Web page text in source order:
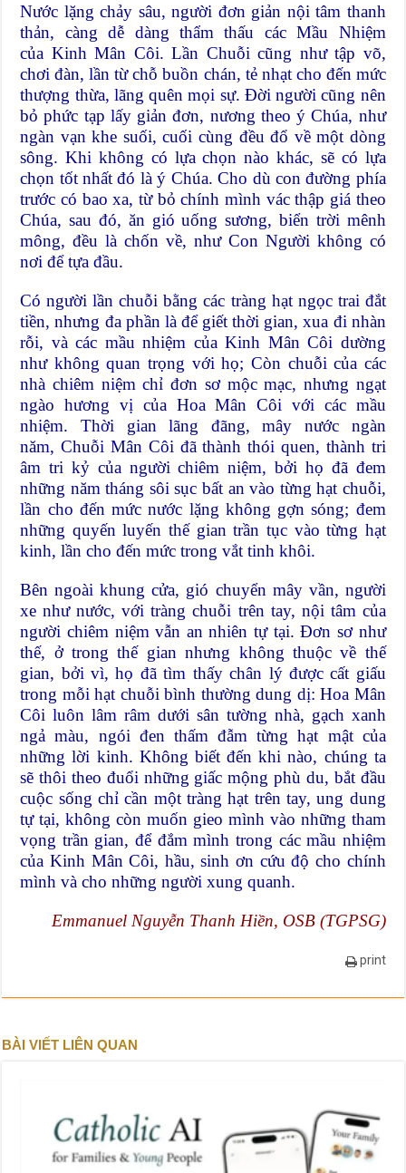
Nước lặng chảy sâu, người đơn giản nội tâm thanh
thản, càng dễ dàng thẩm thấu các Mầu Nhiệm
của Kinh Mân Côi. Lần Chuỗi cũng như tập võ,
chơi đàn, lần từ chỗ buồn chán, tẻ nhạt cho đến mức
thượng thừa, lãng quên mọi sự. Đời người cũng nên
bỏ phức tạp lấy giản đơn, nương theo ý Chúa, như
ngàn vạn khe suối, cuối cùng đều đổ về một dòng
sông. Khi không có lựa chọn nào khác, sẽ có lựa
chọn tốt nhất đó là ý Chúa. Cho dù con đường phía
trước có bao xa, từ bỏ chính mình vác thập giá theo
Chúa, sau đó, ăn gió uống sương, biển trời mênh
mông, đều là chốn về, như Con Người không có
nơi để tựa đầu.
Có người lần chuỗi bằng các tràng hạt ngọc trai đắt
tiền, nhưng đa phần là để giết thời gian, xua đi nhàn
rỗi, và các mầu nhiệm của Kinh Mân Côi dường
như không quan trọng với họ; Còn chuỗi của các
nhà chiêm niệm chỉ đơn sơ mộc mạc, nhưng ngạt
ngào hương vị của Hoa Mân Côi với các mầu
nhiệm. Thời gian lãng đãng, mây nước ngàn
năm, Chuỗi Mân Côi đã thành thói quen, thành tri
âm tri kỷ của người chiêm niệm, bởi họ đã đem
những năm tháng sôi sục bất an vào từng hạt chuỗi,
lần cho đến mức nước lặng không gợn sóng; đem
những quyến luyến thế gian trần tục vào từng hạt
kinh, lần cho đến mức trong vắt tinh khôi.
Bên ngoài khung cửa, gió chuyển mây vần, người
xe như nước, với tràng chuỗi trên tay, nội tâm của
người chiêm niệm vẫn an nhiên tự tại. Đơn sơ như
thế, ở trong thế gian nhưng không thuộc về thế
gian, bởi vì, họ đã tìm thấy chân lý được cất giấu
trong mỗi hạt chuỗi bình thường dung dị: Hoa Mân
Côi luôn lâm râm dưới sân tường nhà, gạch xanh
ngả màu, ngói đen thấm đẫm từng hạt mật của
những lời kinh. Không biết đến khi nào, chúng ta
sẽ thôi theo đuổi những giấc mộng phù du, bắt đầu
cuộc sống chỉ cần một tràng hạt trên tay, ung dung
tự tại, không còn muốn gieo mình vào những tham
vọng trần gian, để đắm mình trong các mầu nhiệm
của Kinh Mân Côi, hầu, sinh ơn cứu độ cho chính
mình và cho những người xung quanh.
Emmanuel Nguyễn Thanh Hiền, OSB (TGPSG)
print
BÀI VIẾT LIÊN QUAN